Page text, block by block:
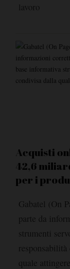
lavoro
Acquisti
42,6
per i
Gabatel (On
parte da
strumenti
quale attingere